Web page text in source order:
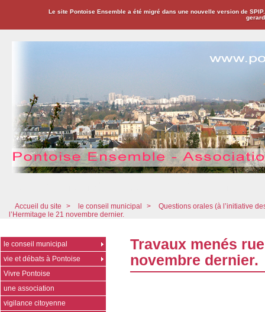
Le site Pontoise Ensemble a été migré dans une nouvelle version de
Accueil du site > le conseil municipal >
Questions orales (à l’initiative
l’Hermitage le 21 novembre dernier.
Travaux menés
novembre dernier.
le conseil municipal
vie et débats à Pontoise
Vivre Pontoise
une association
vigilance citoyenne